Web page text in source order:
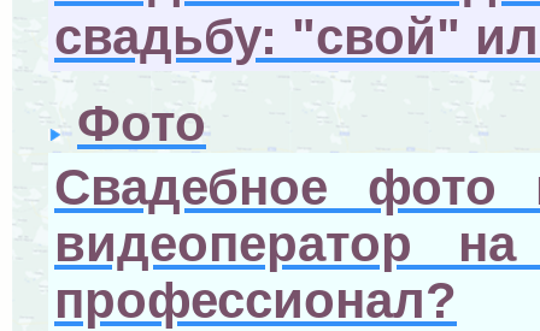
свадьбу: "свой"
Фото
Свадебное
видеоператор
профессионал?